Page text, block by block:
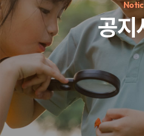
#정기후원#하트플레이스#
공지